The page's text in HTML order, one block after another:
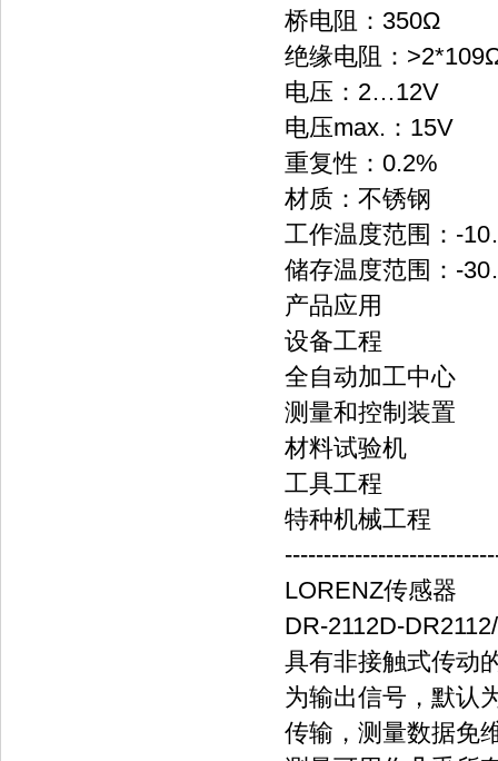
桥电阻：350Ω
绝缘电阻：
电压：2…12V
电压max.：15V
重复性：0.2%
材质：不锈钢
工作温度范围：-
储存温度范围：-
产品应用
设备工程
全自动加工中心
测量和控制装置
材料试验机
工具工程
特种机械工程
LORENZ传感器
DR-2112D-
具有非接触式传动
为输出信号，默认
传输，测量数据免